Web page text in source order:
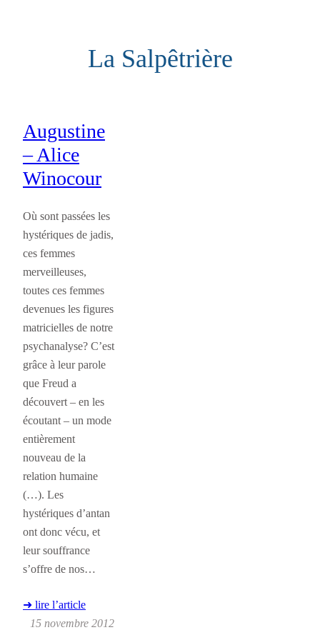
La Salpêtrière
Augustine
– Alice
Winocour
Où sont passées les
hystériques de jadis,
ces femmes
merveilleuses,
toutes ces femmes
devenues les figures
matricielles de notre
psychanalyse? C’est
grâce à leur parole
que Freud a
découvert – en les
écoutant – un mode
entièrement
nouveau de la
relation humaine
(…). Les
hystériques d’antan
ont donc vécu, et
leur souffrance
s’offre de nos…
➜ lire l’article
15 novembre 2012